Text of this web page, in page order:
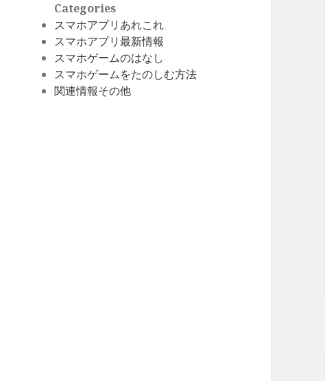
Categories
スマホアプリあれこれ
スマホアプリ最新情報
スマホゲームのはなし
スマホゲームをたのしむ方法
関連情報その他